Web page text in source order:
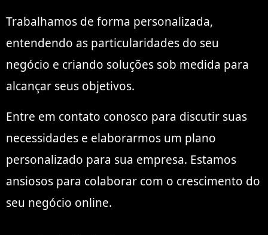
Trabalhamos de forma personalizada,
entendendo as particularidades do seu
negócio e criando soluções sob medida para
alcançar seus objetivos.
Entre em contato conosco para discutir suas
necessidades e elaborarmos um plano
personalizado para sua empresa. Estamos
ansiosos para colaborar com o crescimento do
seu negócio online.